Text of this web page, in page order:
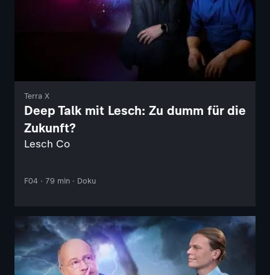
Terra X
Deep Talk mit Lesch: Zu dumm für die
Zukunft?
Lesch Co
F04 · 79 min · Doku